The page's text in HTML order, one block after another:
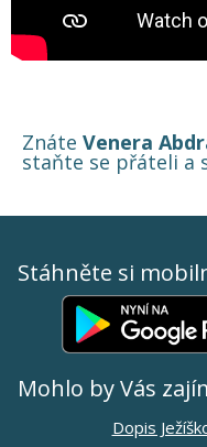
Znáte Venera
staňte se přáteli a
Stáhněte si
Mohlo by Vás
Dopis